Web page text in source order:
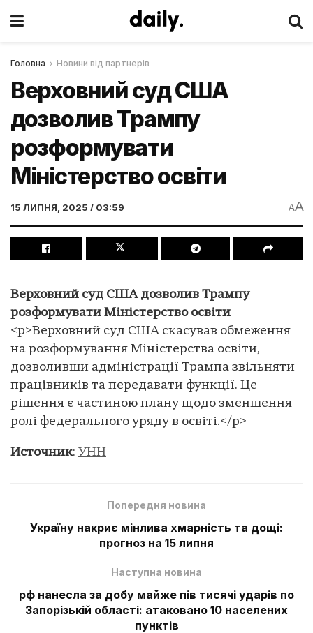
Головна Новини від партнерів
Верховний суд США
дозволив Трампу
розформувати
Міністерство освіти
15 ЛИПНЯ, 2025 / 03:59 AA
Верховний суд США дозволив Трампу
розформувати Міністерство освіти
<p>Верховний суд США скасував обмеження
на розформування Міністерства освіти,
дозволивши адміністрації Трампа звільняти
працівників та передавати функції. Це
рішення є частиною плану щодо зменшення
ролі федерального уряду в освіті.</p>
Источник: УНН
Попередня новина
Україну накриє мінлива хмарність та дощі:
прогноз на 15 липня
Наступна новина
рф нанесла за добу майже пів тисячі ударів по
Запорізькій області: атаковано 10 населених
пунктів